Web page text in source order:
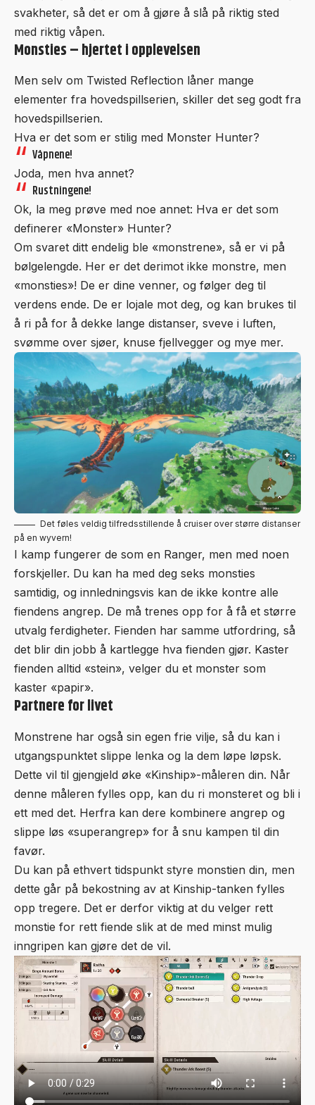
svakheter, så det er om å gjøre å slå på riktig sted
med riktig våpen.
Monsties – hjertet i opplevelsen
Men selv om Twisted Reflection låner mange
elementer fra hovedspillserien, skiller det seg godt fra
hovedspillserien.
Hva er det som er stilig med Monster Hunter?
Våpnene!
Joda, men hva annet?
Rustningene!
Ok, la meg prøve med noe annet: Hva er det som
definerer «Monster» Hunter?
Om svaret ditt endelig ble «monstrene», så er vi på
bølgelengde. Her er det derimot ikke monstre, men
«monsties»! De er dine venner, og følger deg til
verdens ende. De er lojale mot deg, og kan brukes til
å ri på for å dekke lange distanser, sveve i luften,
svømme over sjøer, knuse fjellvegger og mye mer.
Det føles veldig tilfredsstillende å cruiser over større distanser
på en wyvern!
I kamp fungerer de som en Ranger, men med noen
forskjeller. Du kan ha med deg seks monsties
samtidig, og innledningsvis kan de ikke kontre alle
fiendens angrep. De må trenes opp for å få et større
utvalg ferdigheter. Fienden har samme utfordring, så
det blir din jobb å kartlegge hva fienden gjør. Kaster
fienden alltid «stein», velger du et monster som
kaster «papir».
Partnere for livet
Monstrene har også sin egen frie vilje, så du kan i
utgangspunktet slippe lenka og la dem løpe løpsk.
Dette vil til gjengjeld øke «Kinship»-måleren din. Når
denne måleren fylles opp, kan du ri monsteret og bli i
ett med det. Herfra kan dere kombinere angrep og
slippe løs «superangrep» for å snu kampen til din
favør.
Du kan på ethvert tidspunkt styre monstien din, men
dette går på bekostning av at Kinship-tanken fylles
opp tregere. Det er derfor viktig at du velger rett
monstie for rett fiende slik at de med minst mulig
inngripen kan gjøre det de vil.